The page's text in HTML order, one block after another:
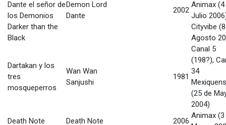
Dante el señor de
los Demonios
Demon Lord
Dante
2002
Animax (4
Julio
Darker than the
Black
Cityvibe
Agosto
Dartakan y los
tres
mosqueperros
Wan Wan
Sanjushi
1981
Canal 5
(198?),
34
(25 de
2004)
Death Note
Death Note 2006
Animax (3